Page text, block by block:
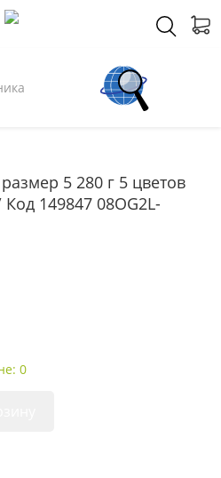
Маска
5 280 г 5 цветов
149847 08OG2L-
0